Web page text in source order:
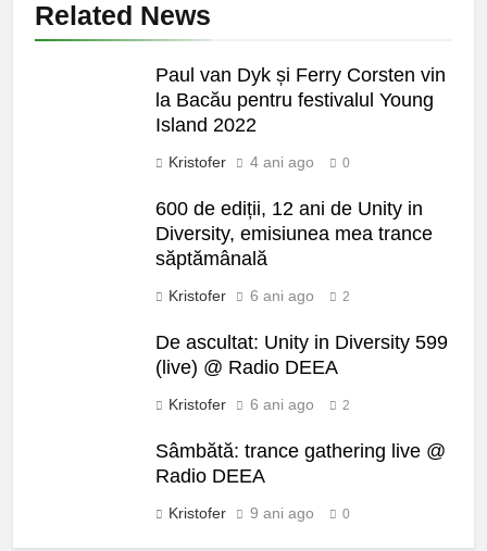
Related News
Paul van Dyk și Ferry Corsten vin
la Bacău pentru festivalul Young
Island 2022
Kristofer 4 ani ago 0
600 de ediții, 12 ani de Unity in
Diversity, emisiunea mea trance
săptămânală
Kristofer 6 ani ago 2
De ascultat: Unity in Diversity 599
(live) @ Radio DEEA
Kristofer 6 ani ago 2
Sâmbătă: trance gathering live @
Radio DEEA
Kristofer 9 ani ago 0